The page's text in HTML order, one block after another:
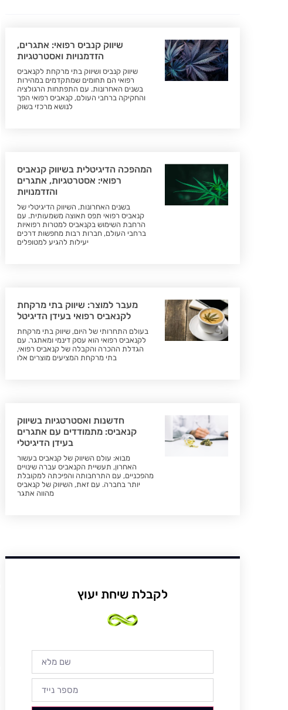
שיווק קנביס רפואי: אתגרים,
הזדמנויות ואסטרטגיות
שיווק קנביס ושיווק בתי מרקחת לקנאביס
רפואי הם תחומים שמתקדמים במהירות
בשנים האחרונות. עם התפתחות הרגולציה
והחקיקה ברחבי העולם, קנאביס רפואי הפך
לנושא מרכזי בשוק
המהפכה הדיגיטלית בשיווק קנאביס
רפואי: אסטרטגיות, אתגרים
והזדמנויות
בשנים האחרונות, השיווק הדיגיטלי של
קנאביס רפואי תפס תאוצה משמעותית. עם
הרחבת השימוש בקנאביס למטרות רפואיות
ברחבי העולם, חברות רבות מחפשות דרכים
יעילות להגיע למטופלים
מעבר למוצר: שיווק בתי מרקחת
לקנאביס רפואי בעידן הדיגיטל
בעולם התחרותי של היום, שיווק בתי מרקחת
לקנאביס רפואי הוא עסק דינמי ומאתגר. עם
הגדלת ההכרה והקבלה של קנאביס רפואי,
בתי מרקחת המציעים מוצרים אלו
חדשנות ואסטרטגיות בשיווק
קנאביס: מתמודדים עם אתגרים
בעידן הדיגיטלי
מבוא: עולם השיווק של קנאביס בעשור
האחרון, תעשיית הקנאביס עברה שינויים
מהפכניים, עם התרחבותה והפיכתה למקובלת
יותר בחברה. עם זאת, השיווק של קנאביס
מהווה אתגר
לקבלת שיחת יעוץ